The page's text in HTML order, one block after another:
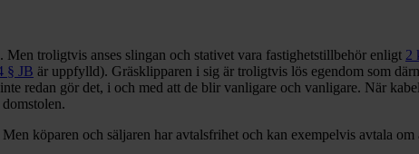
troligtvis anses slingan och stativet vara fastighetstillbehör enligt 2
§ JB är uppfylld). Gräsklipparen i sig är troligtvis lös egendom som
redan gör det, i och med att de blir vanligare och vanligare. När
köparen och säljaren har avtalsfrihet och kan exempelvis avtala